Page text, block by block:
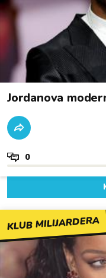
Jordanova
0
KLUB MILIJARDERA